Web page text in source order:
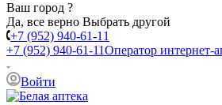
Ваш город ?
Да, все верно Выбрать другой
+7 (952) 940-61-11
+7 (952) 940-61-11Оператор интернет-
Войти